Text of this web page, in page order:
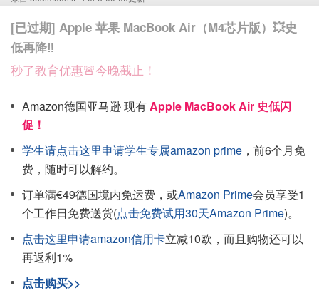
[已过期] Apple 苹果 MacBook Air（M4芯片版）💥史
低再降‼️
秒了教育优惠🚨今晚截止！
Amazon德国亚马逊 现有Apple MacBook Air 史低闪
促！
学生请点击这里申请学生专属amazon prime ，前6个月免
费，随时可以解约。
订单满€49德国境内免运费，或Amazon Prime会员享受1
个工作日免费送货(点击免费试用30天Amazon Prime)。
点击这里申请amazon信用卡立减10欧，而且购物还可以
再返利1%
点击购买>>